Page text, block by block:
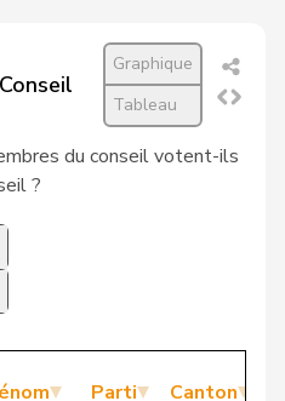
Graphique
Tableau
du conseil votent-ils
?
Parti Canton